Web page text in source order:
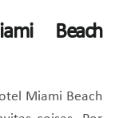
Beach
Miami Beach